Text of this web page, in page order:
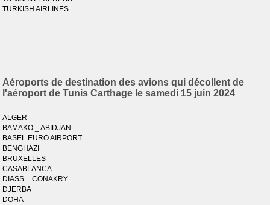
TURKISH AIRLINES
Aéroports de destination des avions qui décollent de
l'aéroport de Tunis Carthage le samedi 15 juin 2024
ALGER
BAMAKO _ ABIDJAN
BASEL EURO AIRPORT
BENGHAZI
BRUXELLES
CASABLANCA
DIASS _ CONAKRY
DJERBA
DOHA